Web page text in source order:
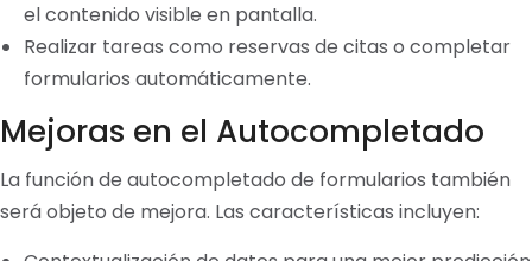
el contenido visible en pantalla.
Realizar tareas como reservas de citas o completar
formularios automáticamente.
Mejoras en el Autocompletado
La función de autocompletado de formularios también
será objeto de mejora. Las características incluyen: